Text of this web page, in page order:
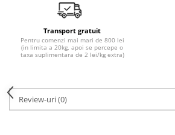
Transport gratuit
Pentru comenzi mai mari de 800 lei
(in limita a 20kg, apoi se percepe o
taxa suplimentara de 2 lei/kg extra)
Review-uri(0)